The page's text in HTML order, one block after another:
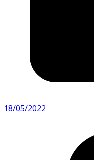
18/05/2022